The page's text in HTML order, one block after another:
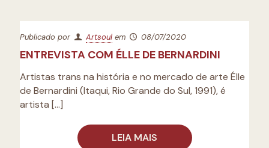
Publicado por Artsoul em 08/07/2020
ENTREVISTA COM ÉLLE DE BERNARDINI
Artistas trans na história e no mercado de arte Élle
de Bernardini (Itaqui, Rio Grande do Sul, 1991), é
artista […]
LEIA MAIS